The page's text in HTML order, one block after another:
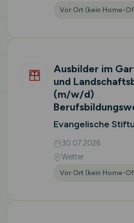
Vor Ort (kein Home-
Ausbilder im
und
(m/w/d)
Evangelische
30.07.2026
Wetter
Vor Ort (kein Home-